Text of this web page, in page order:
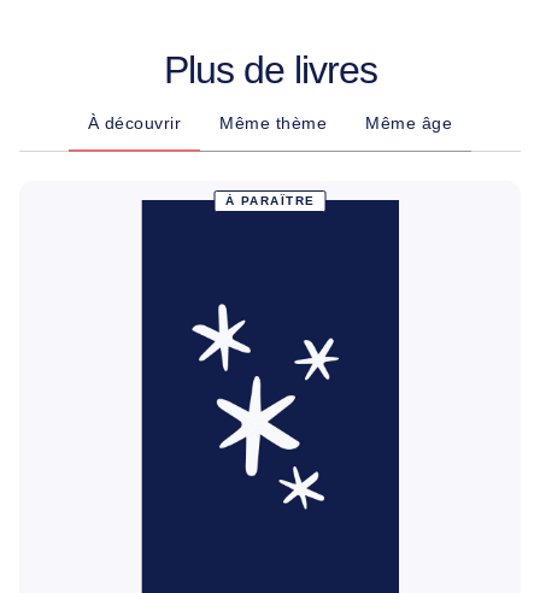
Plus de livres
À découvrir Même thème Même âge
À PARAÎTRE